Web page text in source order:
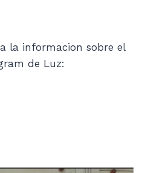
la informacion sobre el
de Luz: